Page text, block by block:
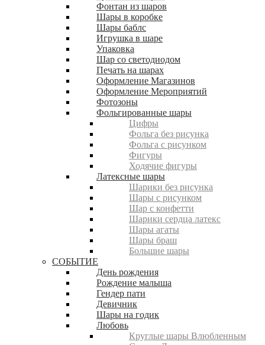
Фонтан из шаров
Шары в коробке
Шары баблс
Игрушка в шаре
Упаковка
Шар со светодиодом
Печать на шарах
Оформление Магазинов
Оформление Мероприятий
Фотозоны
Фольгированные шары
Цифры
Фольга без рисунка
Фольга с рисунком
Фигуры
Ходячие фигуры
Латексные шары
Шарики без рисунка
Шары с рисунком
Шар с конфетти
Шарики сердца латекс
Шары агаты
Шары браш
Большие шары
СОБЫТИЕ
День рождения
Рождение малыша
Гендер пати
Девичник
Шары на годик
Любовь
Круглые шары Влюбленным